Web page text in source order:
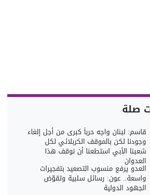
صلة
قاسم: لبنان واجه حرباً كبرى من أجل إلغاء
وجودنا لكن بالموقف الكربلائي لكل
شعبنا الأبي استطعنا أن نوقف هذا
العدوان
العدو يرفع منسوب التصعيد بتفجيرات
واسعة.. عون: رسائل سلبية وتقوّض
الجهود الدولية